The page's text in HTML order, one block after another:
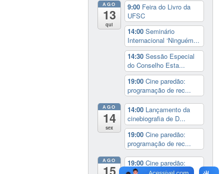
AGO
13
qui
9:00 Feira do Livro da
UFSC
14:00Seminário
Internacional ‘Ninguém...
14:30Sessão Especial
do Conselho Esta...
19:00Cine paredão:
programação de rec...
AGO
14
sex
14:00 Lançamento da
cinebiografia de D...
19:00Cine paredão:
programação de rec...
AGO 19:00Cine paredão:
programação de rec...